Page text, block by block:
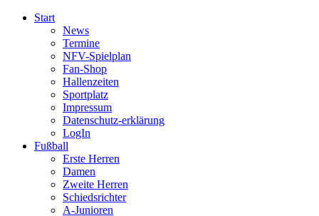
Start
News
Termine
NFV-Spielplan
Fan-Shop
Hallenzeiten
Sportplatz
Impressum
Datenschutz-erklärung
LogIn
Fußball
Erste Herren
Damen
Zweite Herren
Schiedsrichter
A-Junioren